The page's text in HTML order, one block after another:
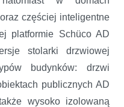
częściej inteligentne
platformie Schüco AD
stolarki drzwiowej
budynków: drzwi
publicznych AD
wysoko izolowaną